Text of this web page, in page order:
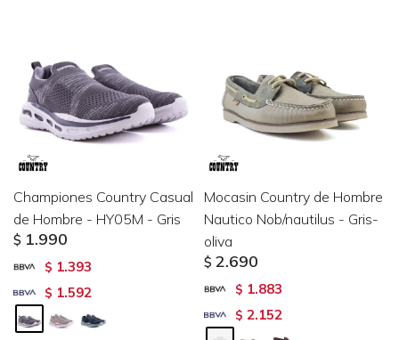
Championes Country Casual
de Hombre - HY05M - Gris
$ 1.990
$ 1.393
$ 1.592
Mocasin Country de Hombre
Nautico Nob/nautilus - Gris-
oliva
$ 2.690
$ 1.883
$ 2.152